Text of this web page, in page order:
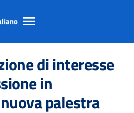
di interesse
in
palestra